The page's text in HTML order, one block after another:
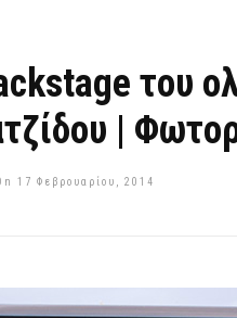
του
|
17 Φεβρουαρίου, 2014